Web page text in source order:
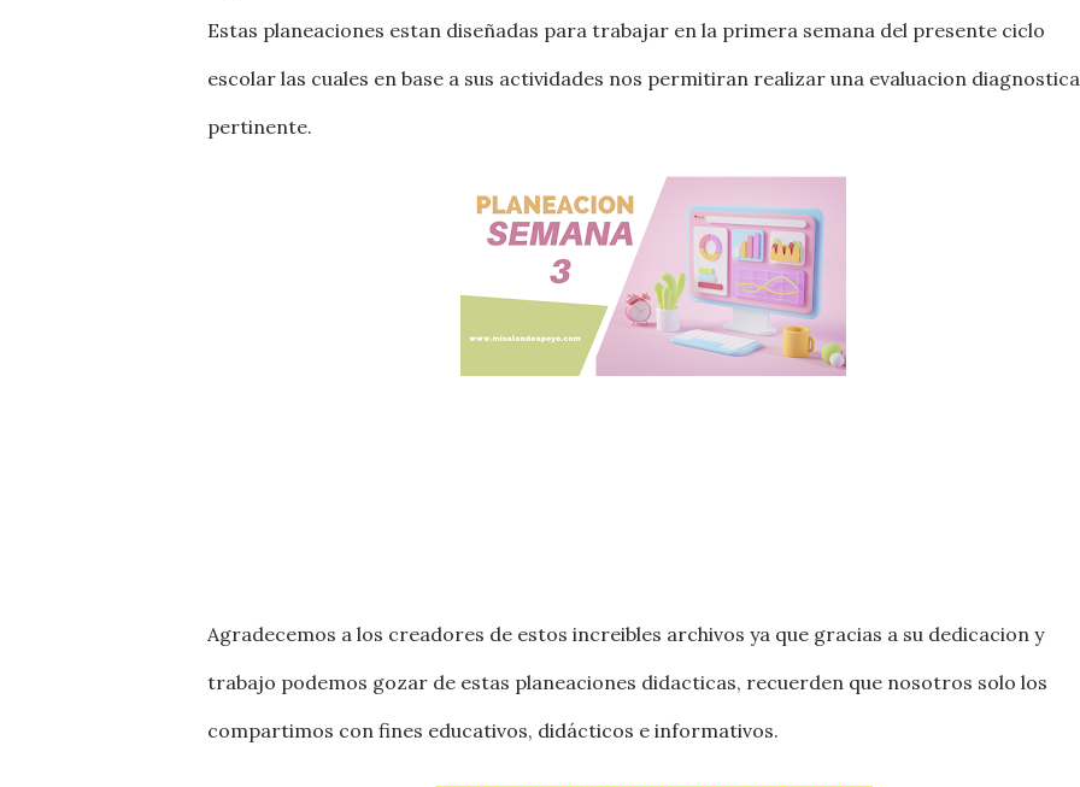
Estas planeaciones estan diseñadas para trabajar en la primera semana del presente ciclo
escolar las cuales en base a sus actividades nos permitiran realizar una evaluacion diagnostica
pertinente.
Agradecemos a los creadores de estos increibles archivos ya que gracias a su dedicacion y
trabajo podemos gozar de estas planeaciones didacticas, recuerden que nosotros solo los
compartimos con fines educativos, didácticos e informativos.